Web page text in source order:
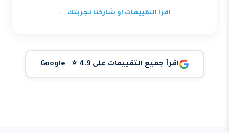
اقرأ التقييمات أو شاركنا تجربتك ←
اقرأ جميع التقييمات على Google ⭐ 4.9